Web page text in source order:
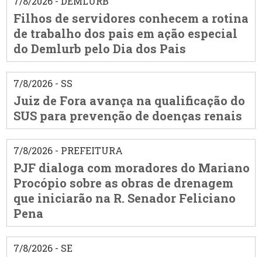
Filhos de servidores conhecem a rotina
de trabalho dos pais em ação especial
do Demlurb pelo Dia dos Pais
7/8/2026 - SS
Juiz de Fora avança na qualificação do
SUS para prevenção de doenças renais
7/8/2026 - PREFEITURA
PJF dialoga com moradores do Mariano
Procópio sobre as obras de drenagem
que iniciarão na R. Senador Feliciano
Pena
7/8/2026 - SE